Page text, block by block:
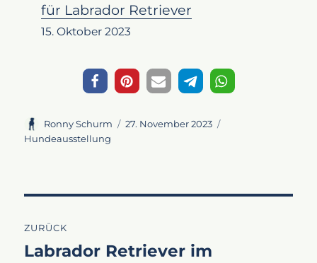
für Labrador Retriever
15. Oktober 2023
Autor
Ronny Schurm
Veröffentlicht
27. November 2023
Hundeausstellung
ZURÜCK
Vorheriger
Labrador Retriever im